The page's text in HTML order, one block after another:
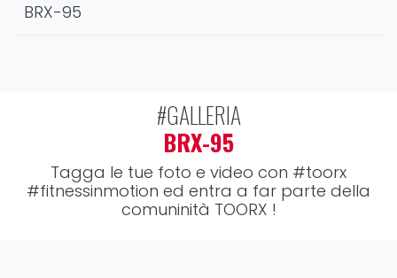
BRX-95
#GALLERIA
BRX-95
Tagga le tue foto e video con #toorx
#fitnessinmotion ed entra a far parte della
comuninità TOORX !